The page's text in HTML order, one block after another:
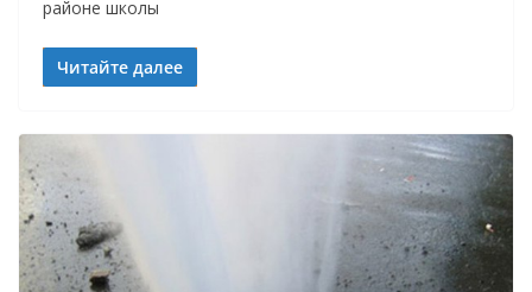
районе школы
Читайте далее